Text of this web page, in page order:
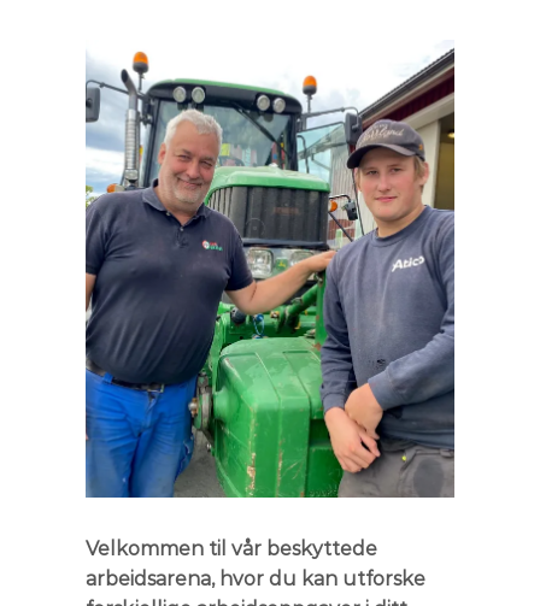
Velkommen til vår beskyttede
arbeidsarena, hvor du kan utforske